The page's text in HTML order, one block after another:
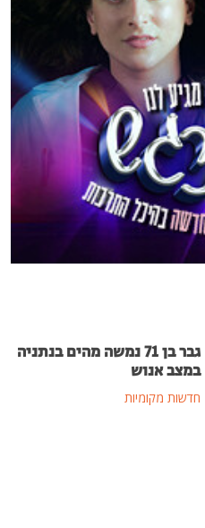
גבר בן 71 נמשה מהים בנתניה
במצב אנוש
חדשות מקומיות